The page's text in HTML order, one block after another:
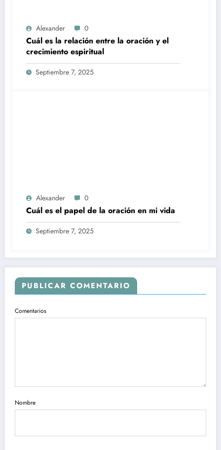
Alexander 0
Cuál es la relación entre la oración y el
crecimiento espiritual
Septiembre 7, 2025
Alexander 0
Cuál es el papel de la oración en mi vida
Septiembre 7, 2025
PUBLICAR COMENTARIO
Comentarios
Nombre